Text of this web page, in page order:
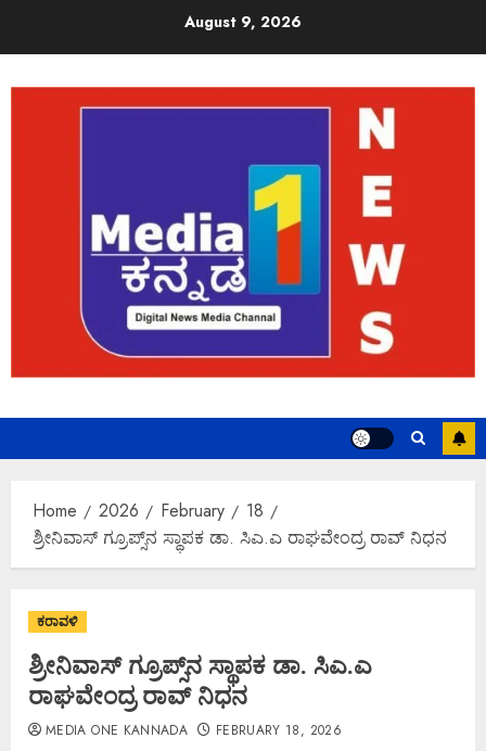
August 9, 2026
Home 2026 February
18
ಶ್ರೀನಿವಾಸ್‌ ಗ್ರೂಪ್ಸ್‌ನ ಸ್ಥಾಪಕ ಡಾ. ಸಿಎ.ಎ ರಾಘವೇಂದ್ರ ರಾವ್‌ ನಿಧನ
ಕರಾವಳಿ
ಶ್ರೀನಿವಾಸ್‌ ಗ್ರೂಪ್ಸ್‌ನ ಸ್ಥಾಪಕ ಡಾ. ಸಿಎ.ಎ
ರಾಘವೇಂದ್ರ ರಾವ್‌ ನಿಧನ
MEDIA ONE KANNADA FEBRUARY 18, 2026